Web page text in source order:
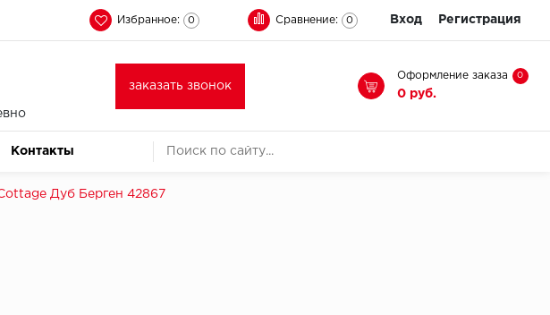
Избранное: 0 Сравнение: 0 Вход Регистрация
заказать звонок
Оформление заказа 0
0 руб.
Контакты
Дуб Берген 42867